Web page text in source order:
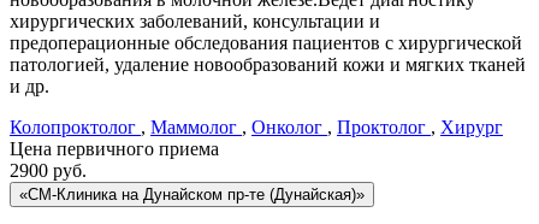
хирургических заболеваний, консультации и
предоперационные обследования пациентов с хирургической
патологией, удаление новообразований кожи и мягких тканей
и др.
Колопроктолог , Маммолог , Онколог , Проктолог , Хирург
Цена первичного приема
2900 руб.
«СМ-Клиника на Дунайском пр-те (Дунайская)»